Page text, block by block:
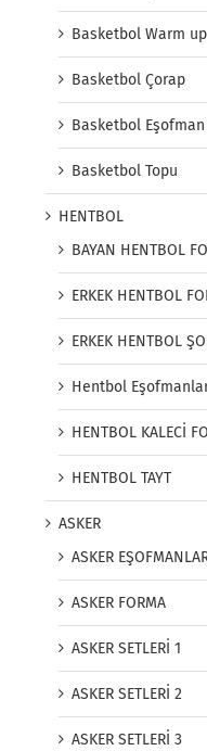
Basketbol Warm up
Basketbol Çorap
Basketbol Eşofman
Basketbol Topu
HENTBOL
BAYAN HENTBOL
ERKEK HENTBOL
ERKEK HENTBOL
Hentbol
HENTBOL KALECİ
HENTBOL TAYT
ASKER
ASKER
ASKER FORMA
ASKER SETLERİ 1
ASKER SETLERİ 2
ASKER SETLERİ 3